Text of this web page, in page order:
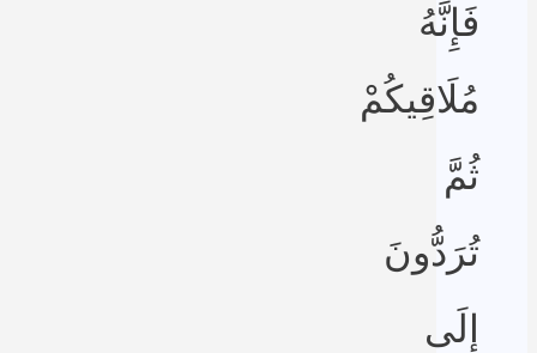
فَإِنَّهُ
مُلَاقِيكُمْ
ثُمَّ
تُرَدُّونَ
إِلَى